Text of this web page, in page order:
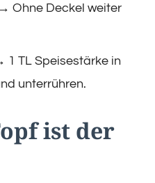
Ohne Deckel weiter
1 TL Speisestärke in
unterrühren.
ist der